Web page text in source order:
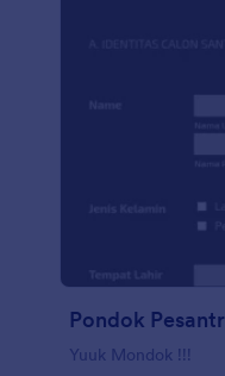
Pondok
Yuuk Mondok !!!